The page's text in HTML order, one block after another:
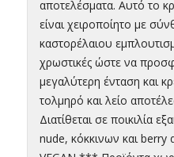
αποτελέσματα. Αυτό το
είναι χειροποίητο με
καστορέλαιου
χρωστικές ώστε να
μεγαλύτερη ένταση και
τολμηρό και λείο
Διατίθεται σε ποικιλία
nude, κόκκινων και